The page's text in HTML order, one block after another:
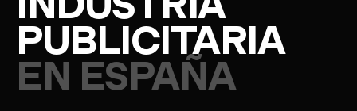
PUBLICITARIA
EN ESPAÑA